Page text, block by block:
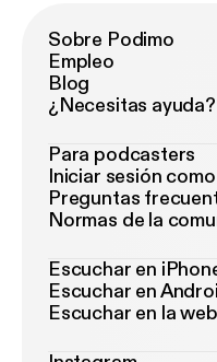
Sobre Podimo
Empleo
Blog
¿Necesitas ayuda?
Para podcasters
Iniciar sesión
Preguntas
Normas de la
Escuchar en
Escuchar en
Escuchar en la web